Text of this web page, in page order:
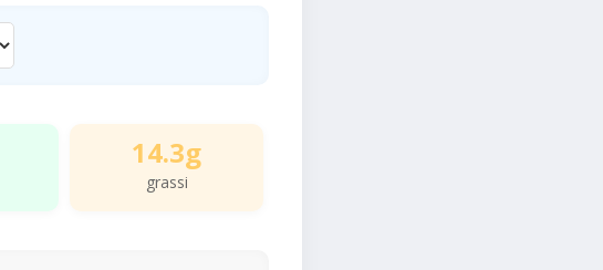
14.3g
grassi